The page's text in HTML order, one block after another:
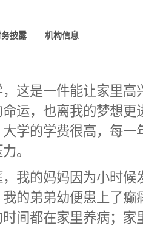
务披露 机构信息
这是一件能让家里
运，也离我的梦想
学的学费很高，每
。
我的妈妈因为小时
的弟弟幼便患上了
间都在家里养病；